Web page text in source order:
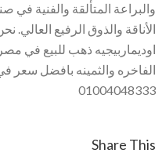
والبراعة المتألقة والفنية في
الأناقة والذوق الرفيع
اوديماربيجيه ذهب للبيع في
الفاخره والثمينه بافضل
01004048333
Share This